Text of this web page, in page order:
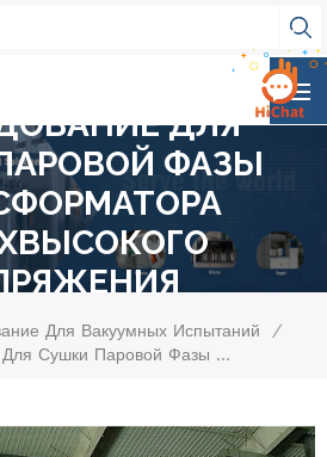
ДЛЯ
ФАЗЫ
Для Вакуумных Испытаний
/
Оборудование Для Сушки Паровой Фазы Трансформатора Сверхвысокого Напряжения